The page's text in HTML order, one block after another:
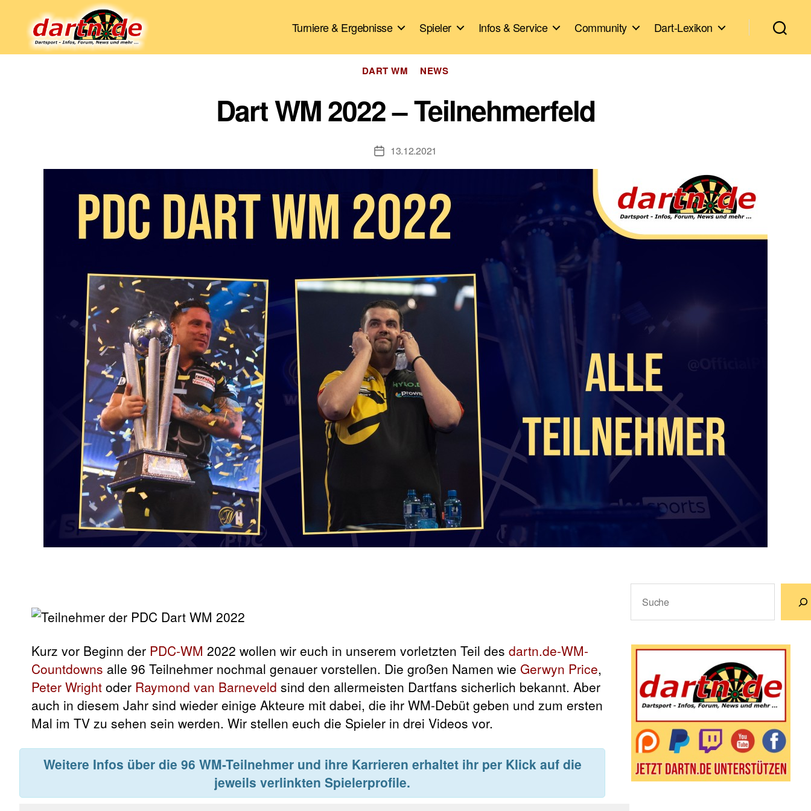
Turniere & Ergebnisse Spieler Infos & Service Community Dart-Lexikon
Kategorien
DART WM NEWS
Dart WM 2022 – Teilnehmerfeld
Veröffentlichungsdatum
13.12.2021
Kurz vor Beginn der PDC-WM 2022 wollen wir euch in unserem vorletzten Teil des dartn.de-WM-
Countdowns alle 96 Teilnehmer nochmal genauer vorstellen. Die großen Namen wie Gerwyn Price,
Peter Wright oder Raymond van Barneveld sind den allermeisten Dartfans sicherlich bekannt. Aber
auch in diesem Jahr sind wieder einige Akteure mit dabei, die ihr WM-Debüt geben und zum ersten
Mal im TV zu sehen sein werden. Wir stellen euch die Spieler in drei Videos vor.
Weitere Infos über die 96 WM-Teilnehmer und ihre Karrieren erhaltet ihr per Klick auf die
jeweils verlinkten Spielerprofile.